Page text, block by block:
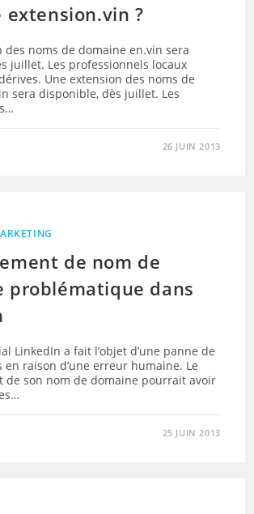
extension.vin ?
des noms de domaine en.vin sera
juillet. Les professionnels locaux
Une extension des noms de
sera disponible, dès juillet. Les
26 JUIN 2013
de nom de
problématique dans
LinkedIn a fait l’objet d’une panne de
raison d’une erreur humaine. Le
de son nom de domaine pourrait avoir
25 JUIN 2013